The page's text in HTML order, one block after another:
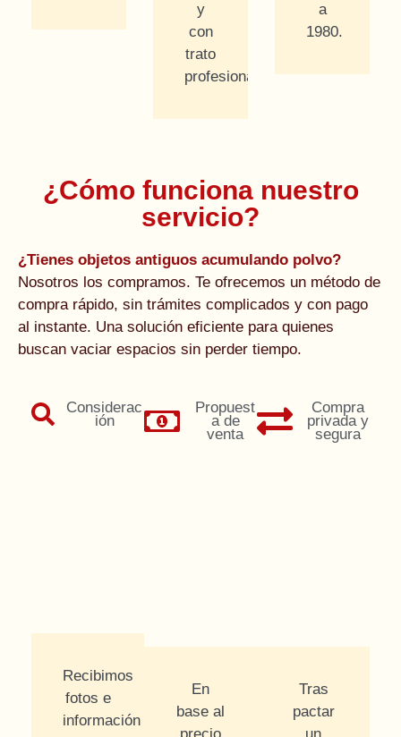
y
con
trato
profesional.
a
1980.
¿Cómo funciona nuestro
servicio?
¿Tienes objetos antiguos acumulando polvo?
Nosotros los compramos. Te ofrecemos un método de
compra rápido, sin trámites complicados y con pago
al instante. Una solución eficiente para quienes
buscan vaciar espacios sin perder tiempo.
Considerac
ión
Recibimos
fotos e
información
Propuest
a de
venta
En
base al
Compra
privada y
segura
Tras
pactar